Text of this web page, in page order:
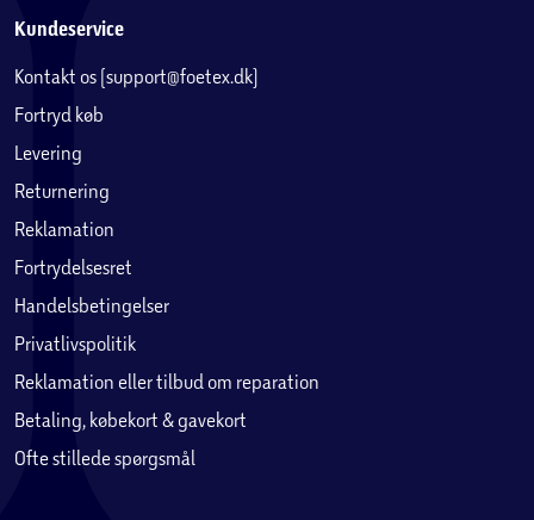
Kundeservice
Kontakt os (support@foetex.dk)
Fortryd køb
Levering
Returnering
Reklamation
Fortrydelsesret
Handelsbetingelser
Privatlivspolitik
Reklamation eller tilbud om reparation
Betaling, købekort & gavekort
Ofte stillede spørgsmål